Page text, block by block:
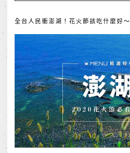
全台人民衝澎湖！花火節該吃什麼好～